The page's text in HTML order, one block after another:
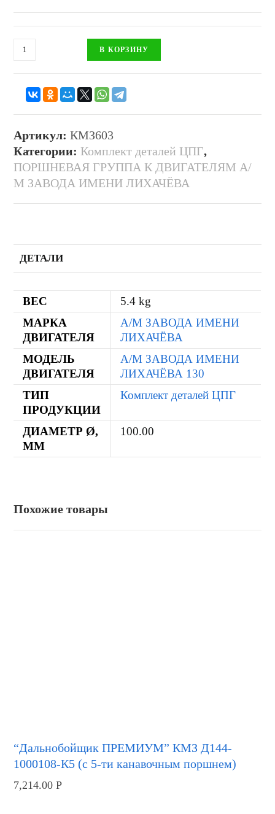
В КОРЗИНУ
Артикул:КМЗ603
Категории: Комплект деталей ЦПГ,
ПОРШНЕВАЯ ГРУППА К ДВИГАТЕЛЯМ А/
М ЗАВОДА ИМЕНИ ЛИХАЧЁВА
ДЕТАЛИ
ВЕС
5.4 kg
МАРКА
ДВИГАТЕЛЯ
А/М ЗАВОДА ИМЕНИ
ЛИХАЧЁВА
МОДЕЛЬ
ДВИГАТЕЛЯ
А/М ЗАВОДА ИМЕНИ
ЛИХАЧЁВА 130
ТИП
ПРОДУКЦИИ
Комплект деталей ЦПГ
ДИАМЕТР Ø,
ММ
100.00
Похожие товары
“Дальнобойщик ПРЕМИУМ” КМЗ Д144-
1000108-К5 (с 5-ти канавочным поршнем)
7,214.00Р